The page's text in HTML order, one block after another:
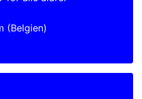
(Belgien)